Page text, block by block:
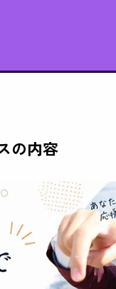
の内容